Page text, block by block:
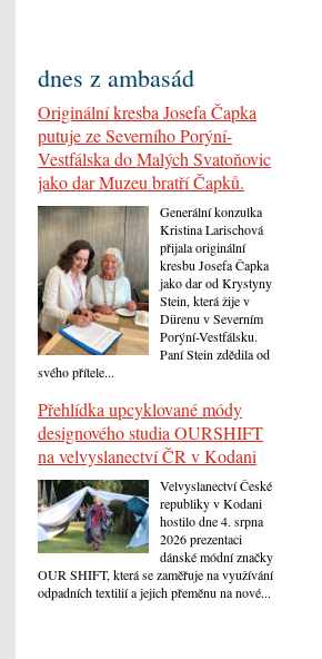
dnes z ambasád
Originální kresba Josefa Čapka
putuje ze Severního Porýní-
Vestfálska do Malých Svatoňovic
jako dar Muzeu bratří Čapků.
Generální konzulka
Kristina Larischová
přijala originální
kresbu Josefa Čapka
jako dar od Krystyny
Stein, která žije v
Dürenu v Severním
Porýní-Vestfálsku.
Paní Stein zdědila od
svého přítele...
Přehlídka upcyklované módy
designového studia OURSHIFT
na velvyslanectví ČR v Kodani
Velvyslanectví České
republiky v Kodani
hostilo dne 4. srpna
2026 prezentaci
dánské módní značky
OUR SHIFT, která se zaměřuje na využívání
odpadních textilií a jejich přeměnu na nové...